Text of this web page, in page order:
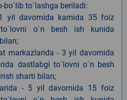
bo`lib to`lashga beriladi:
yil davomida kamida 35 foiz
o`n besh ish kunida
markazlarida - 3 yil davomida
dastlabgi to`lovni o`n besh
sharti bilan;
- 5 yil davomida 15 foiz